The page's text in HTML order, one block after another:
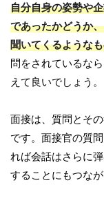
自分自身の姿勢や
であったかどうか
聞いてくるような
問をされているな
えて良いでしょう。
面接は、質問とそ
です。面接官の質
れば会話はさらに
することにもつなが